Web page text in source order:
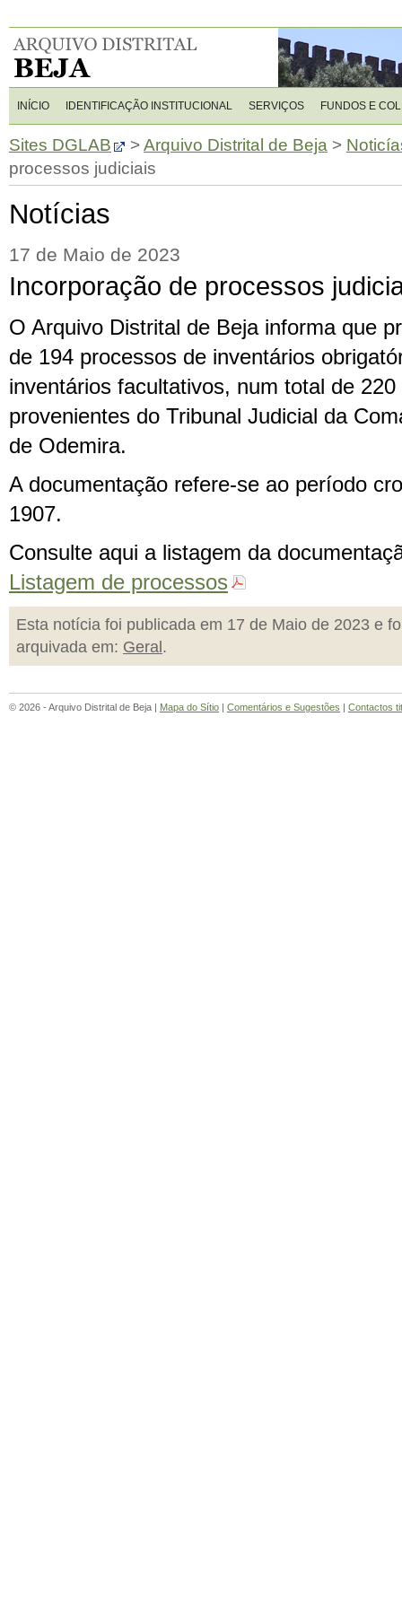
INÍCIO IDENTIFICAÇÃO INSTITUCIONAL SERVIÇOS FUNDOS E
Sites DGLAB >Arquivo Distrital de Beja >
processos judiciais
Notícias
17 de Maio de 2023
Incorporação de processos
O Arquivo Distrital de Beja informa que
de 194 processos de inventários
inventários facultativos, num total de
provenientes do Tribunal Judicial da
de Odemira.
A documentação refere-se ao período
1907.
Consulte aqui a listagem da
Listagem de processos
Esta notícia foi publicada em 17 de Maio de 2023 e
arquivada em: Geral .
© 2026 - Arquivo Distrital de Beja | Mapa do Sítio | Comentários e Sugestões | Contactos